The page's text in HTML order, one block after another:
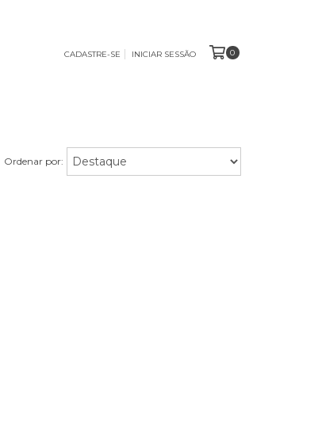
CADASTRE-SE INICIAR SESSÃO 0
Ordenar por: